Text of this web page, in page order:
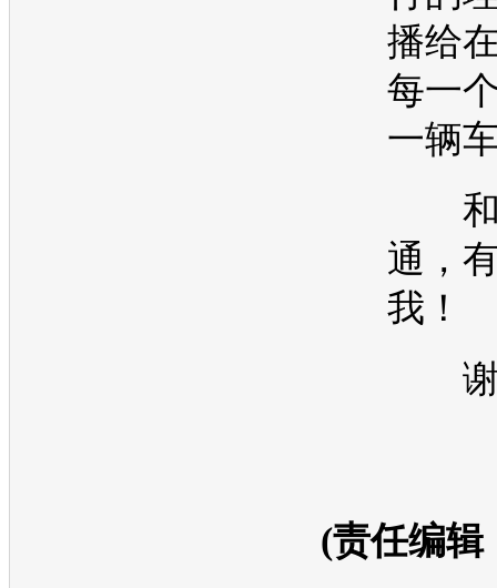
播给
每一
一辆
和
通 ，
我！
谢
(责任编辑